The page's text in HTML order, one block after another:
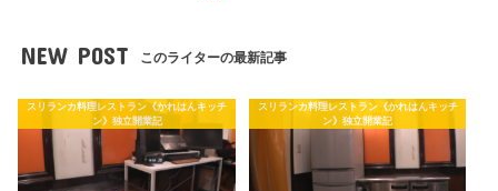
NEW POST このライターの最新記事
スリランカ料理レストラン《かれはんキッチ
ン》独立開業記
スリランカ料理レストラン《かれはんキッチ
ン》独立開業記